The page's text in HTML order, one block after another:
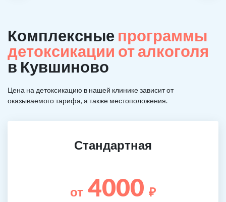
Комплексные программы
детоксикации от алкоголя
в Кувшиново
Цена на детоксикацию в нашей клинике зависит от
оказываемого тарифа, а также местоположения.
Стандартная
от 4000 ₽